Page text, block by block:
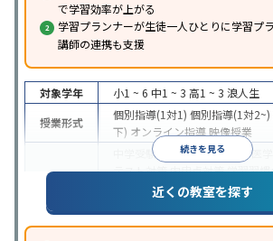
で学習効率が上がる
学習プランナーが生徒一人ひとりに学習プ
講師の連携も支援
続きを見る
対象学年 小1 ~ 6 中1 ~ 3 高1 ~ 3 浪人生
授業形式
個別指導(1対1) 個別指導(1対2~)
下) オンライン指導 映像授業
中学受験 高校受験大学受験 医学
テスト対策内申点対策学習習
(旧AO)対策 推薦入試対策学校別
近くの教室を探す